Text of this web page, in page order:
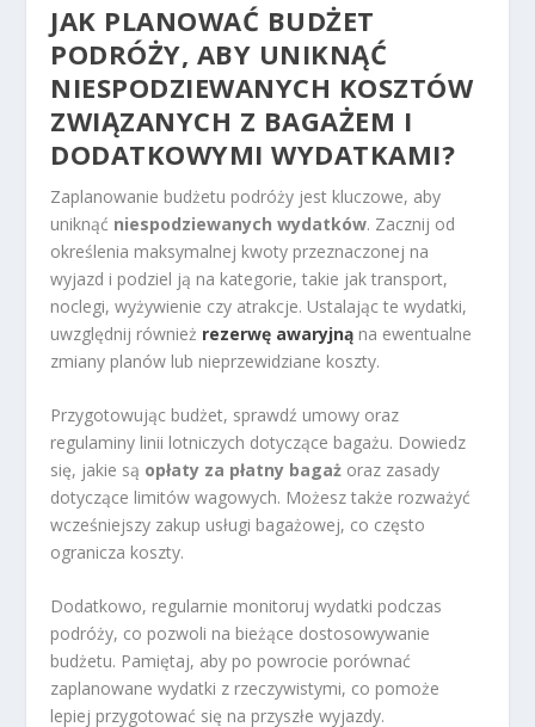
JAK PLANOWAĆ BUDŻET
PODRÓŻY, ABY UNIKNĄĆ
NIESPODZIEWANYCH KOSZTÓW
ZWIĄZANYCH Z BAGAŻEM I
DODATKOWYMI WYDATKAMI?
Zaplanowanie budżetu podróży jest kluczowe, aby
uniknąć niespodziewanych wydatków. Zacznij od
określenia maksymalnej kwoty przeznaczonej na
wyjazd i podziel ją na kategorie, takie jak transport,
noclegi, wyżywienie czy atrakcje. Ustalając te wydatki,
uwzględnij również rezerwę awaryjną na ewentualne
zmiany planów lub nieprzewidziane koszty.
Przygotowując budżet, sprawdź umowy oraz
regulaminy linii lotniczych dotyczące bagażu. Dowiedz
się, jakie są opłaty za płatny bagaż oraz zasady
dotyczące limitów wagowych. Możesz także rozważyć
wcześniejszy zakup usługi bagażowej, co często
ogranicza koszty.
Dodatkowo, regularnie monitoruj wydatki podczas
podróży, co pozwoli na bieżące dostosowywanie
budżetu. Pamiętaj, aby po powrocie porównać
zaplanowane wydatki z rzeczywistymi, co pomoże
lepiej przygotować się na przyszłe wyjazdy.